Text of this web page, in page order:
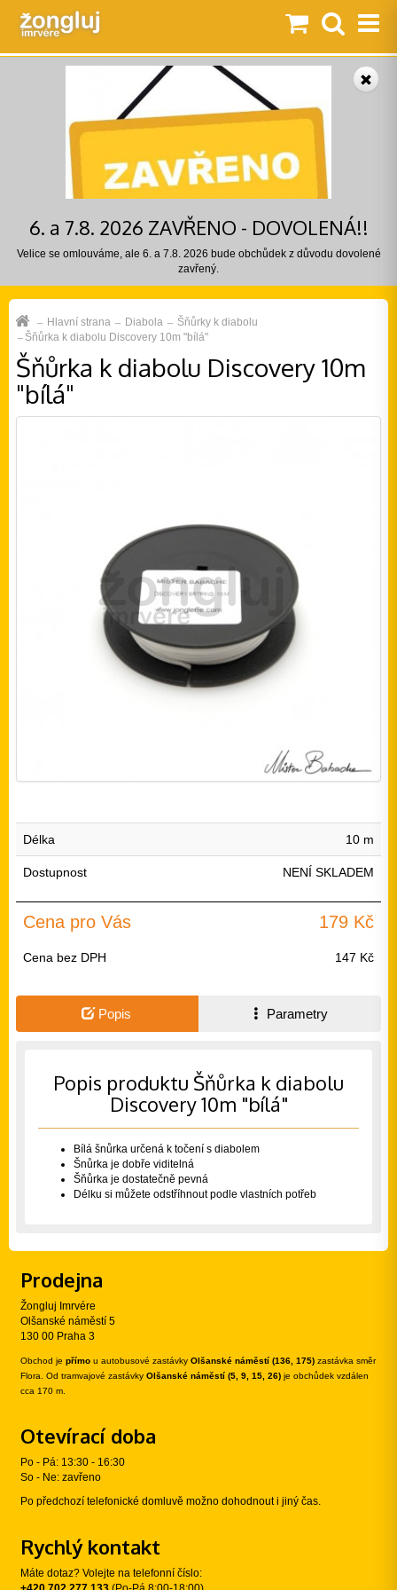
6. a 7.8. 2026 ZAVŘENO - DOVOLENÁ!!
Velice se omlouváme, ale 6. a 7.8. 2026 bude obchůdek z důvodu dovolené
zavřený.
Hlavní strana Diabola
Šňůrky k diabolu
Šňůrka k diabolu Discovery 10m "bílá"
Šňůrka k diabolu Discovery 10m
"bílá"
Délka 10 m
Dostupnost NENÍ SKLADEM
Cena pro Vás 179 Kč
Cena bez DPH 147 Kč
Popis Parametry
Popis produktu Šňůrka k diabolu
Discovery 10m "bílá"
Bílá šnůrka určená k točení s diabolem
Šnůrka je dobře viditelná
Šňůrka je dostatečně pevná
Délku si můžete odstříhnout podle vlastních potřeb
Prodejna
Žongluj Imrvére
Olšanské náměstí 5
130 00 Praha 3
Obchod je přímo u autobusové zastávky Olšanské náměstí (136, 175) zastávka směr
Flora. Od tramvajové zastávky Olšanské náměstí (5, 9, 15, 26) je obchůdek vzdálen
cca 170 m.
Otevírací doba
Po - Pá: 13:30 - 16:30
So - Ne: zavřeno
Po předchozí telefonické domluvě možno dohodnout i jiný čas.
Rychlý kontakt
Máte dotaz? Volejte na telefonní číslo: